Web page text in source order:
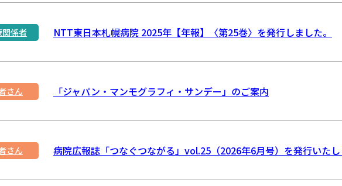
関係者 NTT東日本札幌病院 2025年【年報】〈第25巻〉を発行しました。
さん 「ジャパン・マンモグラフィ・サンデー」のご案内
さん 病院広報誌「つなぐつながる」vol.25（2026年6月号）を発行いたし